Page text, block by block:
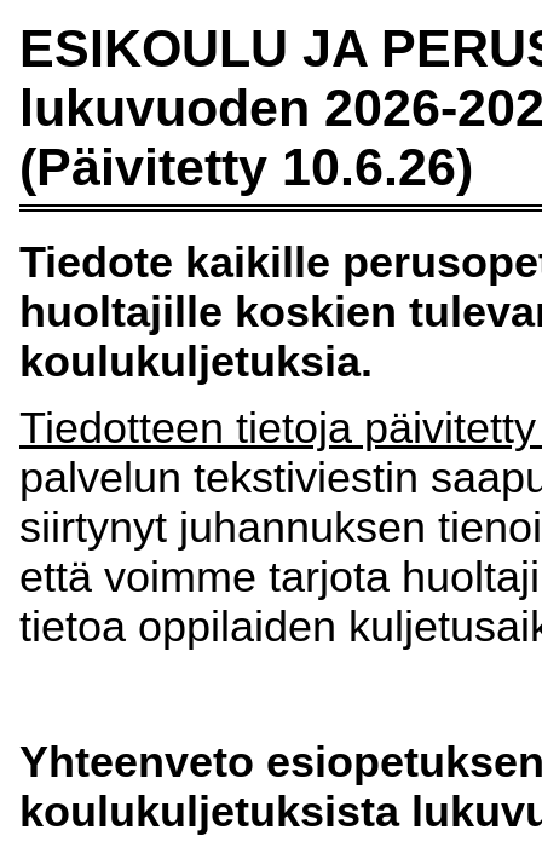
ESIKOULU JA
lukuvuoden 2026-
(Päivitetty 10.6.26)
Tiedote kaikille
huoltajille koskien
koulukuljetuksia.
Tiedotteen tietoja
palvelun tekstiviestin
siirtynyt juhannuksen
että voimme tarjota
tietoa oppilaiden
Yhteenveto
koulukuljetuksista